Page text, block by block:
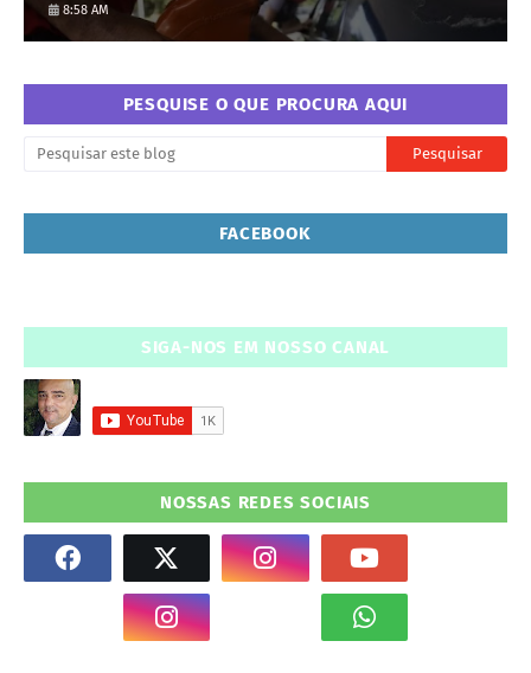
8:58 AM
PESQUISE O QUE PROCURA AQUI
FACEBOOK
SIGA-NOS EM NOSSO CANAL
NOSSAS REDES SOCIAIS